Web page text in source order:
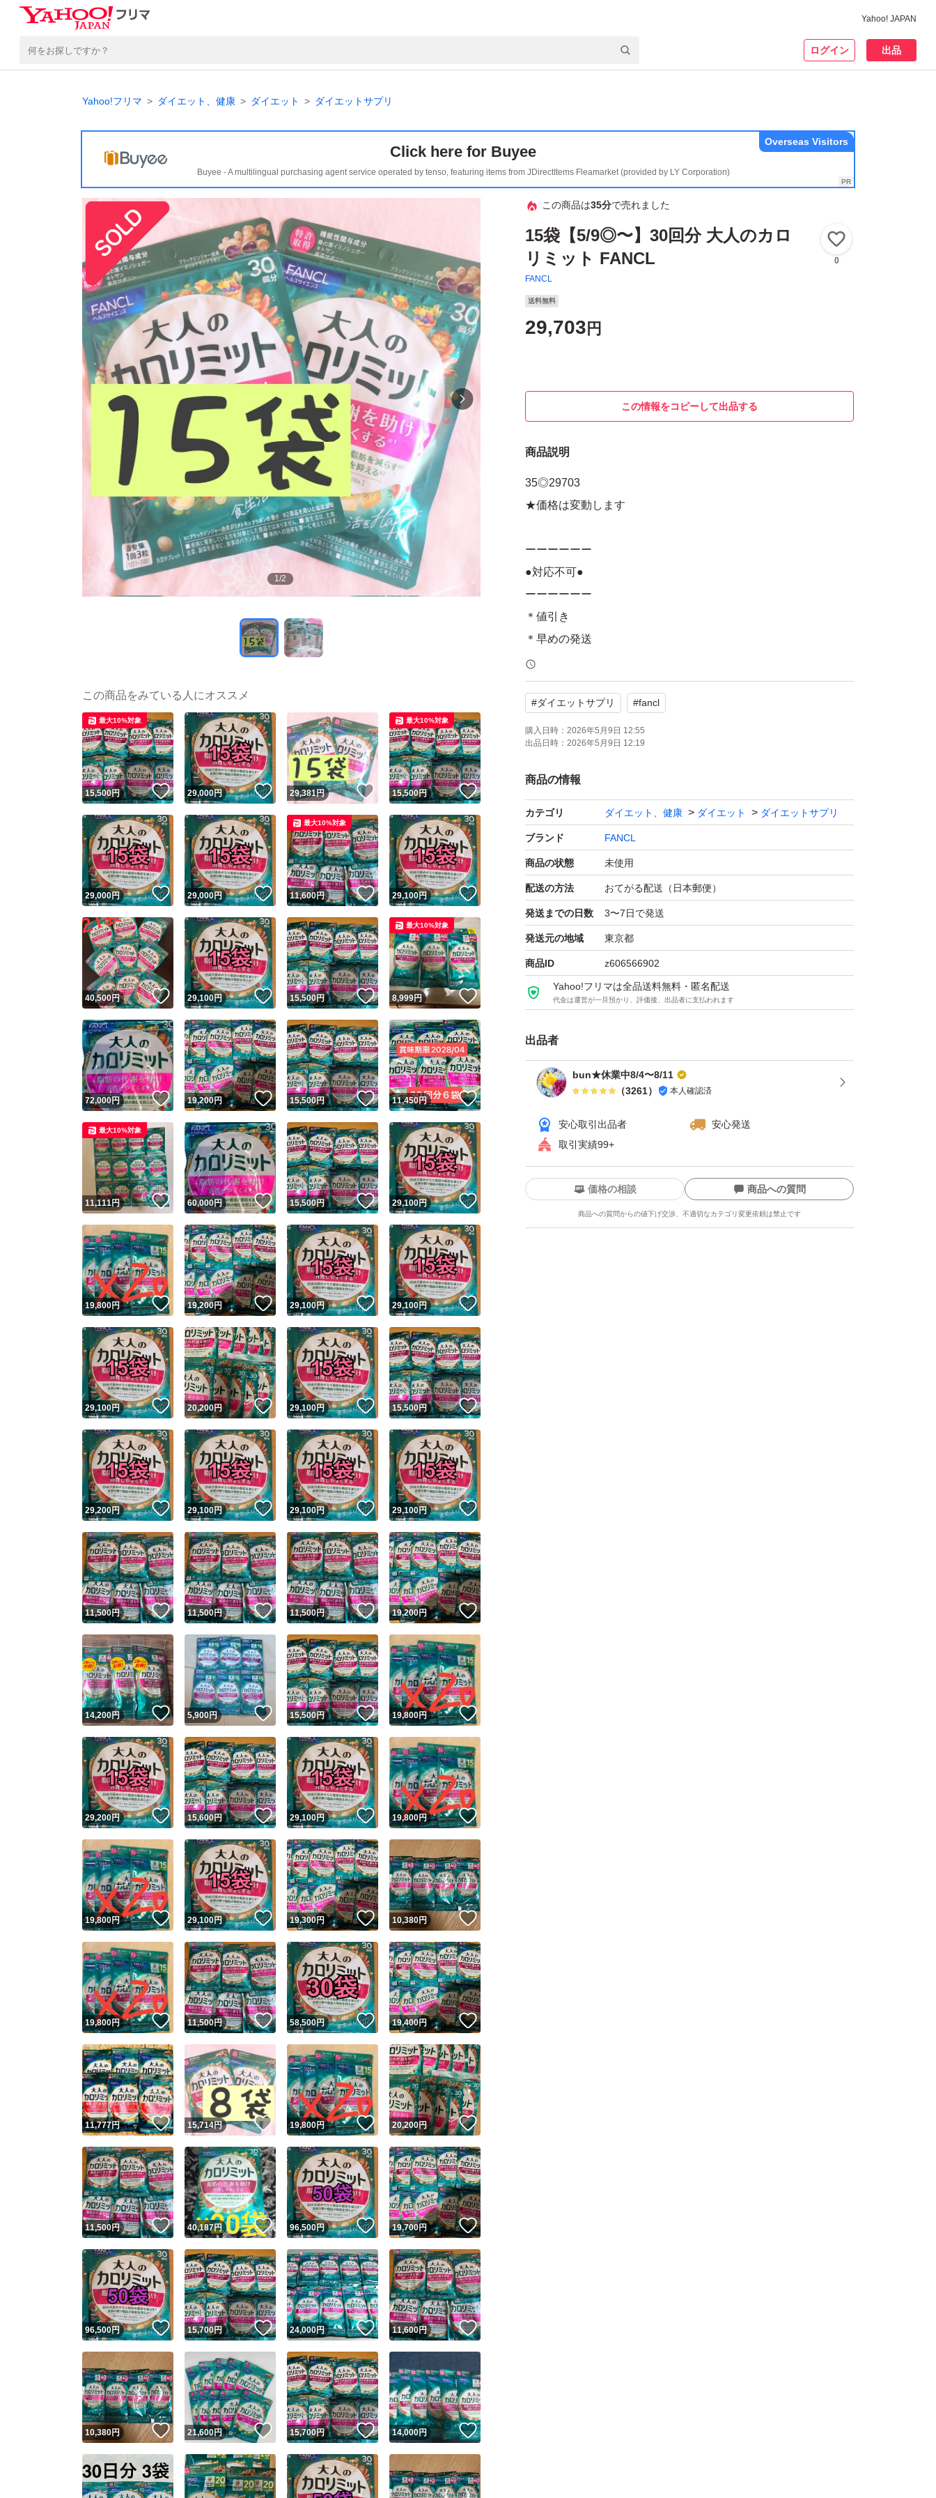
Yahoo! JAPAN
ログイン 出品
Yahoo!フリマ ダイエット、健康 ダイエット ダイエットサプリ
Click here for Buyee
Buyee - A multilingual purchasing agent service operated by tenso, featuring items from JDirectItems Fleamarket (provided by LY Corporation)
Overseas Visitors
1/2
この商品は35分で売れました
15袋【5/9◎〜】30回分 大人のカロ
リミット FANCL
FANCL
0
送料無料
29,703 円
この情報をコピーして出品する
商品説明
35◎29703
★価格は変動します
ーーーーーー
●対応不可●
ーーーーーー
＊値引き
＊早めの発送
＊内容変更(おまとめ含む)
＊在庫数、出品予定
＊不適切なカテゴリーへの変更
(違反行為)
上記の質問、価格相談は
→返信なし
★出品ページ未確認による
＊トラブル防止
＊やり取り負担増のため
ご承知くださいませ
○+●
【対応日時】
(発送、メッセ、返信etc.)
★平日13-17時
★土日祝は休業
#ダイエットサプリ #fancl
購入日時： 2026年5月9日 12:55
出品日時： 2026年5月9日 12:19
商品の情報
カテゴリ ダイエット、健康 ダイエット ダイエットサプリ
ブランド FANCL
商品の状態 未使用
配送の方法 おてがる配送（日本郵便）
発送までの日数 3〜7日で発送
発送元の地域 東京都
商品ID z606566902
Yahoo!フリマは全品送料無料・匿名配送
代金は運営が一旦預かり、評価後、出品者に支払われます
出品者
bun★休業中8/4〜8/11
（3261） 本人確認済
安心取引出品者
安心発送
取引実績99+
ユーザーの実績について
Yahoo!フリマが定めた一定の基準を満たしたユーザーにバッジを付与しています
安心取引出品者
安心取引出品者 Yahoo!フリマの基準をクリアした安心・安全なユーザーです
取引実績
取引実績◯+ このユーザーはYahoo!フリマの取引を完了させた実績があります
他フリマ実績◯+ このユーザーは他フリマサービスでの取引実績があります
スピード&安心発送
※このバッジは実績に基づく表示であり、発送を保証しているものではありません
スピード＆安心発送
このユーザーは高頻度で24時間以内＆設定した発送日数内に発送してい
ます
スピード発送 このユーザーは高頻度で24時間以内に発送しています
安心発送 このユーザーは設定した発送日数内に発送しています
価格の相談 商品への質問
商品への質問からの値下げ交渉、不適切なカテゴリ変更依頼は禁止です
この商品の情報をコピーします
商品画像の無断転載は禁止されています
コピーは1商品につき1回です
出品ページへ
キャンセル
この商品をみている人にオススメ
15,500円 いいね！
最大10%対象
29,000円 いいね！
29,381円 いいね！
15,500円 いいね！
最大10%対象
29,000円 いいね！
29,000円 いいね！
11,600円 いいね！
最大10%対象
29,100円 いいね！
40,500円 いいね！
29,100円 いいね！
15,500円 いいね！
8,999円 いいね！
最大10%対象
72,000円 いいね！
19,200円 いいね！
15,500円 いいね！
11,450円 いいね！
11,111円 いいね！
最大10%対象
60,000円 いいね！
15,500円 いいね！
29,100円 いいね！
19,800円 いいね！
19,200円 いいね！
29,100円 いいね！
29,100円 いいね！
29,100円 いいね！
20,200円 いいね！
29,100円 いいね！
15,500円 いいね！
29,200円 いいね！
29,100円 いいね！
29,100円 いいね！
29,100円 いいね！
11,500円 いいね！
11,500円 いいね！
11,500円 いいね！
19,200円 いいね！
14,200円 いいね！
5,900円 いいね！
15,500円 いいね！
19,800円
29,200円 いいね！
15,600円 いいね！
29,100円 いいね！
19,800円
19,800円 いいね！
29,100円 いいね！
19,300円 いいね！
10,380円 いいね！
19,800円 いいね！
11,500円 いいね！
58,500円 いいね！
19,400円 いいね！
11,777円 いいね！
15,714円 いいね！
19,800円 いいね！
20,200円 いいね！
11,500円 いいね！
40,187円 いいね！
96,500円 いいね！
19,700円 いいね！
96,500円 いいね！
15,700円 いいね！
24,000円 いいね！
11,600円 いいね！
10,380円 いいね！
21,600円 いいね！
15,700円 いいね！
14,000円 いいね！